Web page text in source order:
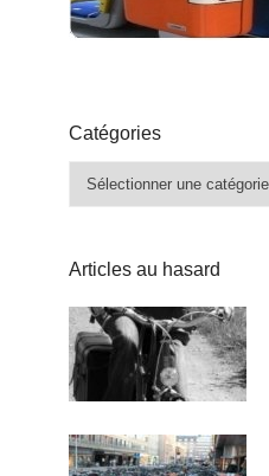
Catégories
Catégories
Articles au hasard